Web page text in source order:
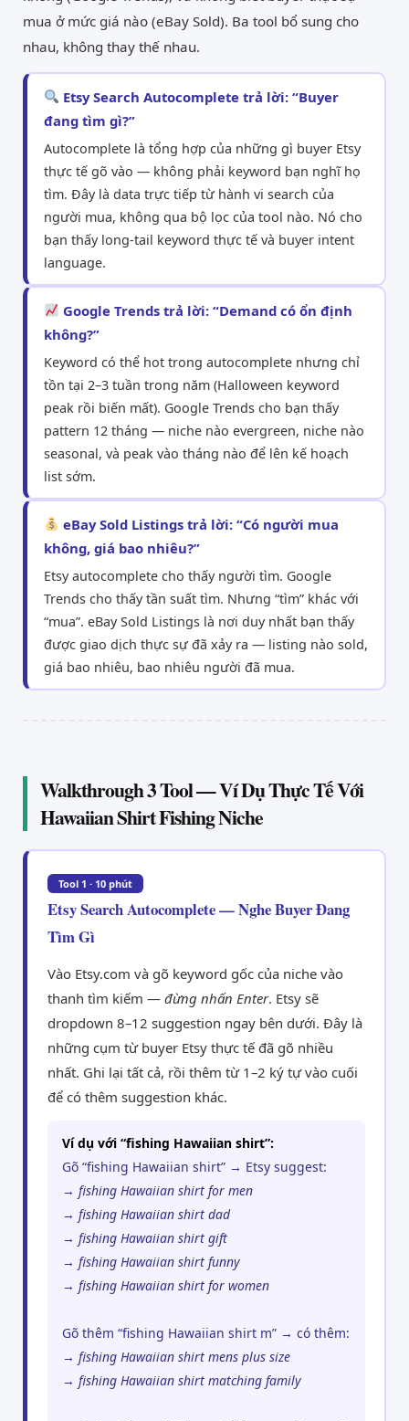
mua ở mức giá nào (eBay Sold). Ba tool bổ sung cho
nhau, không thay thế nhau.
Etsy Search Autocomplete trả lời: “Buyer
đang tìm gì?”
Autocomplete là tổng hợp của những gì buyer Etsy
thực tế gõ vào — không phải keyword bạn nghĩ họ
tìm. Đây là data trực tiếp từ hành vi search của
người mua, không qua bộ lọc của tool nào. Nó cho
bạn thấy long-tail keyword thực tế và buyer intent
language.
Google Trends trả lời: “Demand có ổn định
không?”
Keyword có thể hot trong autocomplete nhưng chỉ
tồn tại 2–3 tuần trong năm (Halloween keyword
peak rồi biến mất). Google Trends cho bạn thấy
pattern 12 tháng — niche nào evergreen, niche nào
seasonal, và peak vào tháng nào để lên kế hoạch
list sớm.
eBay Sold Listings trả lời: “Có người mua
không, giá bao nhiêu?”
Etsy autocomplete cho thấy người tìm. Google
Trends cho thấy tần suất tìm. Nhưng “tìm” khác với
“mua”. eBay Sold Listings là nơi duy nhất bạn thấy
được giao dịch thực sự đã xảy ra — listing nào sold,
giá bao nhiêu, bao nhiêu người đã mua.
Walkthrough 3 Tool — Ví Dụ Thực Tế Với
Hawaiian Shirt Fishing Niche
Tool 1 · 10 phút
Etsy Search Autocomplete — Nghe Buyer Đang
Tìm Gì
Vào Etsy.com và gõ keyword gốc của niche vào
thanh tìm kiếm — đừng nhấn Enter. Etsy sẽ
dropdown 8–12 suggestion ngay bên dưới. Đây là
những cụm từ buyer Etsy thực tế đã gõ nhiều
nhất. Ghi lại tất cả, rồi thêm từ 1–2 ký tự vào cuối
để có thêm suggestion khác.
Ví dụ với “fishing Hawaiian shirt”:
Gõ “fishing Hawaiian shirt” → Etsy suggest:
→ fishing Hawaiian shirt for men
→ fishing Hawaiian shirt dad
→ fishing Hawaiian shirt gift
→ fishing Hawaiian shirt funny
→ fishing Hawaiian shirt for women
Gõ thêm “fishing Hawaiian shirt m” → có thêm:
→ fishing Hawaiian shirt mens plus size
→ fishing Hawaiian shirt matching family